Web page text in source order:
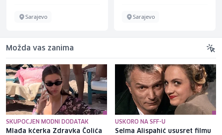
Sarajevo Sarajevo
Možda vas zanima
SKUPOCJEN MODNI DODATAK
Mlađa kćerka Zdravka Čolića
USKORO NA SFF-U
Selma Alispahić ususret filmu